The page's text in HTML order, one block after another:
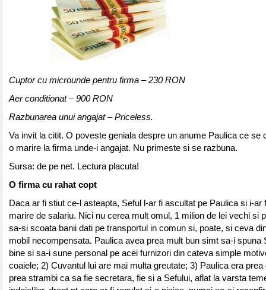
Cuptor cu microunde pentru firma – 230 RON
Aer conditionat – 900 RON
Razbunarea unui angajat – Priceless.
Va invit la citit. O poveste geniala despre un anume Paulica ce se
o marire la firma unde-i angajat. Nu primeste si se razbuna.
Sursa: de pe net. Lectura placuta!
O firma cu rahat copt
Daca ar fi stiut ce-l asteapta, Seful l-ar fi ascultat pe Paulica si i-ar
marire de salariu. Nici nu cerea mult omul, 1 milion de lei vechi si
sa-si scoata banii dati pe transportul in comun si, poate, si ceva
mobil necompensata. Paulica avea prea mult bun simt sa-i spuna
bine si sa-i sune personal pe acei furnizori din cateva simple
coaiele; 2) Cuvantul lui are mai multa greutate; 3) Paulica era
prea strambi ca sa fie secretara, fie si a Sefului, aflat la varsta